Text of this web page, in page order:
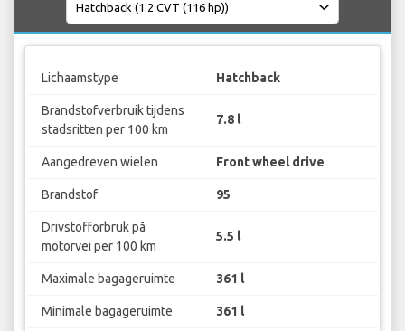
Lichaamstype Hatchback
Brandstofverbruik tijdens
stadsritten per 100 km
7.8 l
Aangedreven wielen Front wheel drive
Brandstof 95
Drivstofforbruk på
motorvei per 100 km
5.5 l
Maximale bagageruimte 361 l
Minimale bagageruimte 361 l